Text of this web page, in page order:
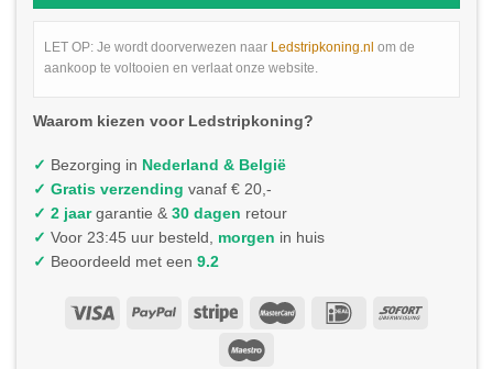
LET OP: Je wordt doorverwezen naar Ledstripkoning.nl om de
aankoop te voltooien en verlaat onze website.
Waarom kiezen voor Ledstripkoning?
✓ Bezorging in Nederland & België
✓ Gratis verzending vanaf € 20,-
✓ 2 jaargarantie & 30 dagen retour
✓ Voor 23:45 uur besteld, morgen in huis
✓ Beoordeeld met een 9.2